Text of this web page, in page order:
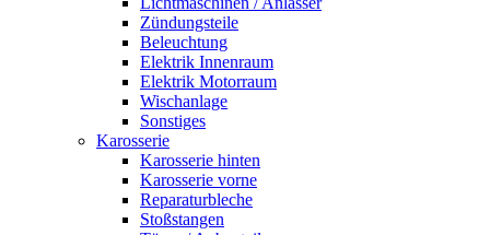
Zündungsteile
Beleuchtung
Elektrik Innenraum
Elektrik Motorraum
Wischanlage
Sonstiges
Karosserie
Karosserie hinten
Karosserie vorne
Reparaturbleche
Stoßstangen